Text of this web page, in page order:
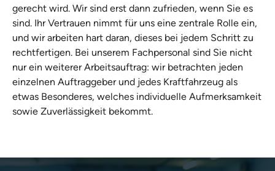
gerecht wird. Wir sind erst dann zufrieden, wenn Sie es
sind. Ihr Vertrauen nimmt für uns eine zentrale Rolle ein,
und wir arbeiten hart daran, dieses bei jedem Schritt zu
rechtfertigen. Bei unserem Fachpersonal sind Sie nicht
nur ein weiterer Arbeitsauftrag: wir betrachten jeden
einzelnen Auftraggeber und jedes Kraftfahrzeug als
etwas Besonderes, welches individuelle Aufmerksamkeit
sowie Zuverlässigkeit bekommt.